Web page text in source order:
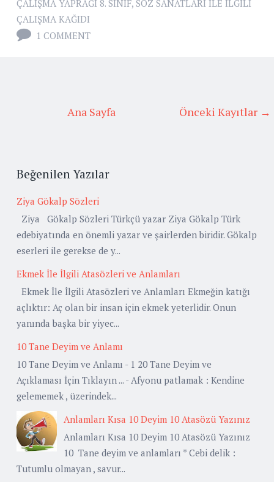
ÇALIŞMA YAPRAĞI 8. SINIF, SÖZ SANATLARI ILE ILGILI
ÇALIŞMA KAĞIDI
1 COMMENT
Önceki Kayıtlar →
Ana Sayfa
Beğenilen Yazılar
Ziya Gökalp Sözleri
Ziya Gökalp Sözleri Türkçü yazar Ziya Gökalp Türk
edebiyatında en önemli yazar ve şairlerden biridir. Gökalp
eserleri ile gerekse de y...
Ekmek İle İlgili Atasözleri ve Anlamları
Ekmek İle İlgili Atasözleri ve Anlamları Ekmeğin katığı
açlıktır: Aç olan bir insan için ekmek yeterlidir. Onun
yanında başka bir yiyec...
10 Tane Deyim ve Anlamı
10 Tane Deyim ve Anlamı - 1 20 Tane Deyim ve
Açıklaması İçin Tıklayın ... - Afyonu patlamak : Kendine
gelememek , üzerindek...
Anlamları Kısa 10 Deyim 10 Atasözü Yazınız
Anlamları Kısa 10 Deyim 10 Atasözü Yazınız
10 Tane deyim ve anlamları * Cebi delik :
Tutumlu olmayan , savur...